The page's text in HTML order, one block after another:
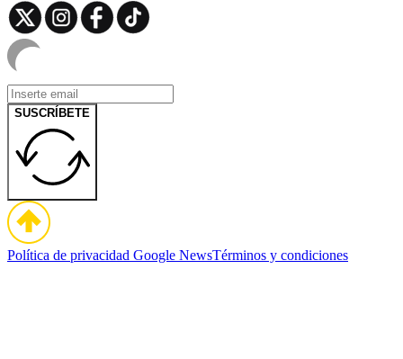
SUSCRÍBETE
Política de privacidad Google NewsTérminos y condiciones